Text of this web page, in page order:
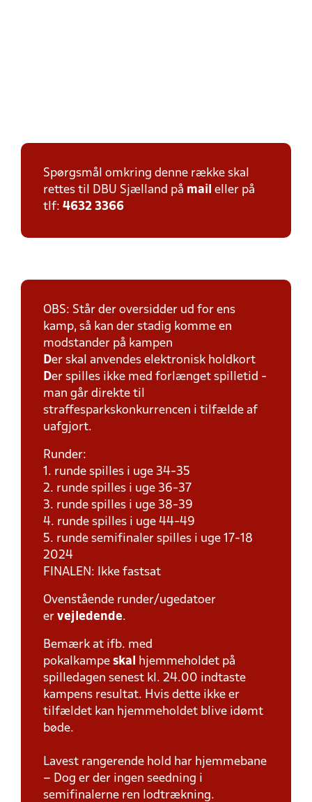
Spørgsmål omkring denne række skal
rettes til DBU Sjælland på mail eller på
tlf: 4632 3366
OBS: Står der oversidder ud for ens
kamp, så kan der stadig komme en
modstander på kampen
Der skal anvendes elektronisk holdkort
Der spilles ikke med forlænget spilletid -
man går direkte til
straffesparkskonkurrencen i tilfælde af
uafgjort.
Runder:
1. runde spilles i uge 34-35
2. runde spilles i uge 36-37
3. runde spilles i uge 38-39
4. runde spilles i uge 44-49
5. runde semifinaler spilles i uge 17-18
2024
FINALEN: Ikke fastsat
Ovenstående runder/ugedatoer
er vejledende.
Bemærk at ifb. med
pokalkampe skal
hjemmeholdet på
spilledagen senest kl. 24.00 indtaste
kampens resultat. Hvis dette ikke er
tilfældet kan hjemmeholdet blive idømt
bøde.
Lavest rangerende hold har hjemmebane
– Dog er der ingen seedning i
semifinalerne ren lodtrækning.